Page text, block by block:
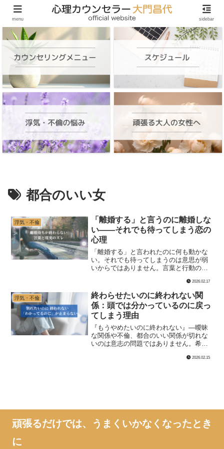
頑張る大人の女性のためのオンラインカウンセリング
都合のいい女
浮気・不倫
「離婚する」と言うのに離婚しな
い——それでも待ってしまう恋の
心理
「離婚する」と言われたのに何も動かな
い。それでも待ってしまうのは意思が弱
いからではありません。言葉と行動のズ
めの材料と待つリスクを整理します。2026.02.17
浮気・不倫
終わらせたいのに終われない関
係：頭では分かっているのに戻っ
てしまう理由
『もうやめたいのに終われない』—曖昧
な関係や不倫、都合のいい関係が切れな
いのは意志の問題ではありません。希望
てしまう理由を整理。40〜50代の自立し
2026.02.15
頑張るだけでは、うまくいかなくなったとき
に
menu sidebar